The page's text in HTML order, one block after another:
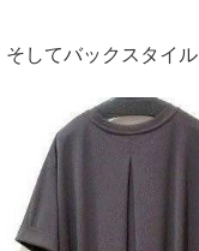
そしてバックスタイル